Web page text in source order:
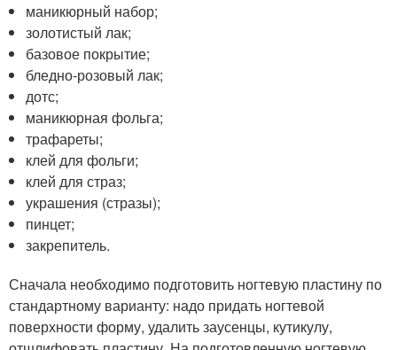
маникюрный набор;
золотистый лак;
базовое покрытие;
бледно-розовый лак;
дотс;
маникюрная фольга;
трафареты;
клей для фольги;
клей для страз;
украшения (стразы);
пинцет;
закрепитель.
Сначала необходимо подготовить ногтевую пластину по
стандартному варианту: надо придать ногтевой
поверхности форму, удалить заусенцы, кутикулу,